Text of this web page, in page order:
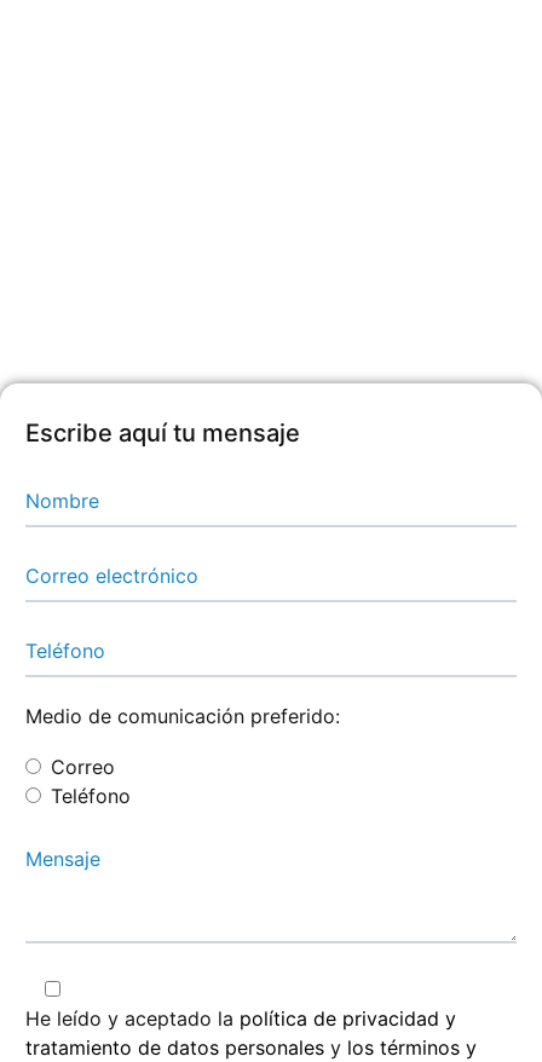
Escribe aquí tu mensaje
Medio de comunicación preferido:
Correo
Teléfono
He leído y aceptado la política de privacidad y
tratamiento de datos personales y los términos y